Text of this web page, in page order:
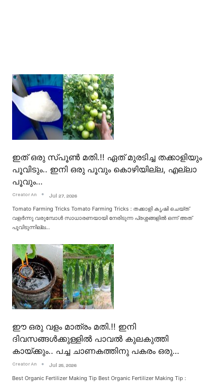
ഇത് ഒരു സ്പൂൺ മതി.!! ഏത് മുരടിച്ച തക്കാളിയും
പൂവിടും.. ഇനി ഒരു പൂവും കൊഴിയില്ല, എല്ലാ
പൂവും…
Creator An Jul 27, 2026
Tomato Farming Tricks Tomato Farming Tricks : തക്കാളി കൃഷി ചെയ്ത്
വളർന്നു വരുമ്പോൾ സാധാരണയായി നേരിടുന്ന പ്രശ്നങ്ങളിൽ ഒന്ന് അത്
പൂവിടുന്നില്ല…
ഈ ഒരു വളം മാത്രം മതി.!! ഇനി
ദിവസങ്ങൾക്കുള്ളിൽ പാവൽ കുലകുത്തി
കായ്ക്കും.. പച്ച ചാണകത്തിനു പകരം ഒരു…
Creator An Jul 25, 2026
Best Organic Fertilizer Making Tip Best Organic Fertilizer Making Tip :